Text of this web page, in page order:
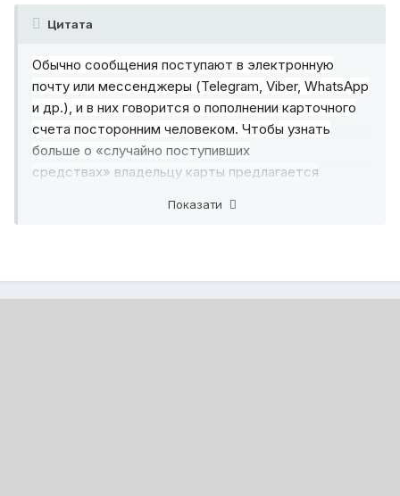
Цитата
Обычно сообщения поступают в электронную
почту или мессенджеры (Telegram, Viber, WhatsApp
и др.), и в них говорится о пополнении карточного
счета посторонним человеком. Чтобы узнать
больше о «случайно поступивших
средствах» владельцу карты предлагается
Показати